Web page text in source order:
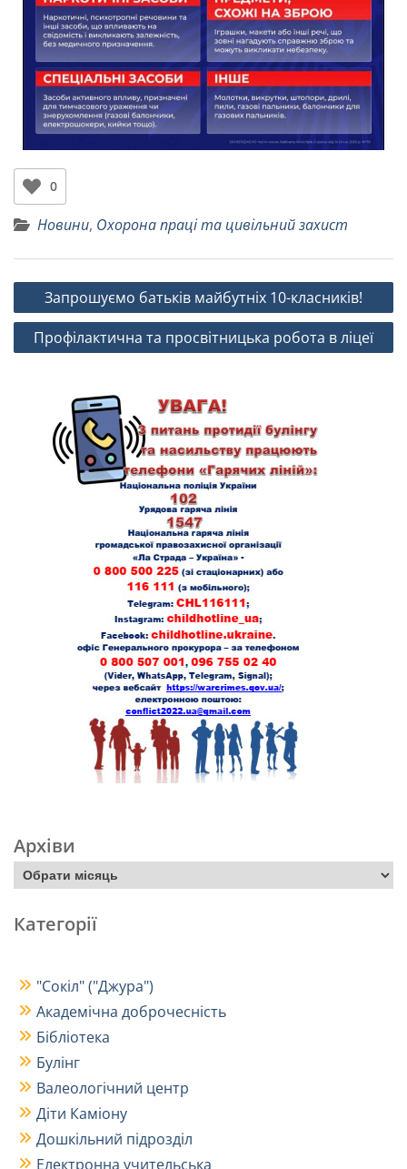
0
Новини, Охорона праці та цивільний захист
Запрошуємо батьків майбутніх 10-класників!
Профілактична та просвітницька робота в ліцеї
Архіви
Категорії
"Сокіл" ("Джура")
Академічна доброчесність
Бібліотека
Булінг
Валеологічний центр
Діти Каміону
Дошкільний підрозділ
Електронна учительська